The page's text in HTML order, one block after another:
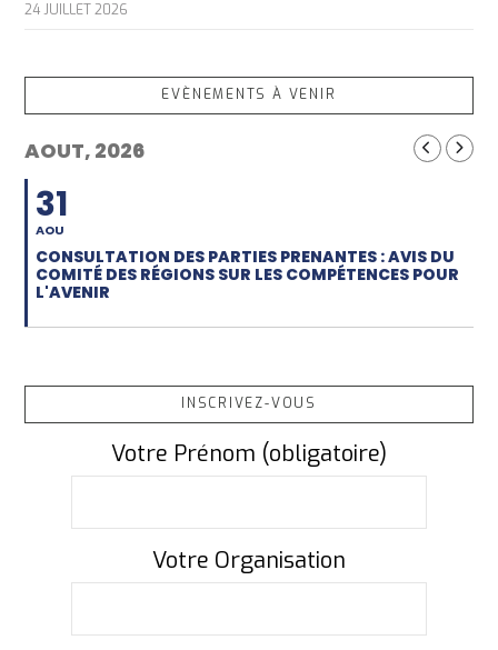
24 JUILLET 2026
EVÈNEMENTS À VENIR
AOUT, 2026
31
AOU
CONSULTATION DES PARTIES PRENANTES : AVIS DU
COMITÉ DES RÉGIONS SUR LES COMPÉTENCES POUR
L'AVENIR
INSCRIVEZ-VOUS
Votre Prénom (obligatoire)
Votre Organisation